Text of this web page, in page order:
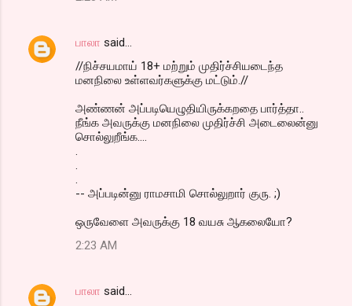
பாலா said…
//நிச்சயமாய் 18+ மற்றும் முதிர்ச்சியடைந்த
மனநிலை உள்ளவர்களுக்கு மட்டும்.//
அண்ணன் அப்படியெழுதியிருக்கறதை பார்த்தா..
நீங்க அவருக்கு மனநிலை முதிர்ச்சி அடைலைன்னு
சொல்லுறீங்க....
.
.
.
-- அப்படின்னு ராமசாமி சொல்லுறார் குரு. ;)
ஒருவேளை அவருக்கு 18 வயசு ஆகலையோ?
2:23 AM
பாலா said…